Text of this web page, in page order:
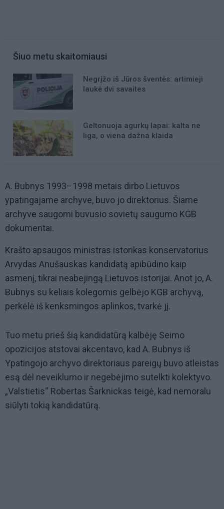
Šiuo metu skaitomiausi
Negrįžo iš Jūros šventės: artimieji
laukė dvi savaites
Geltonuoja agurkų lapai: kalta ne
liga, o viena dažna klaida
A. Bubnys 1993–1998 metais dirbo Lietuvos
ypatingajame archyve, buvo jo direktorius. Šiame
archyve saugomi buvusio sovietų saugumo KGB
dokumentai.
Krašto apsaugos ministras istorikas konservatorius
Arvydas Anušauskas kandidatą apibūdino kaip
asmenį, tikrai neabejingą Lietuvos istorijai. Anot jo, A.
Bubnys su keliais kolegomis gelbėjo KGB archyvą,
perkėlė iš kenksmingos aplinkos, tvarkė jį.
Tuo metu prieš šią kandidatūrą kalbėję Seimo
opozicijos atstovai akcentavo, kad A. Bubnys iš
Ypatingojo archyvo direktoriaus pareigų buvo atleistas
esą dėl neveiklumo ir negebėjimo sutelkti kolektyvo.
„Valstietis“ Robertas Šarknickas teigė, kad nemoralu
siūlyti tokią kandidatūrą.